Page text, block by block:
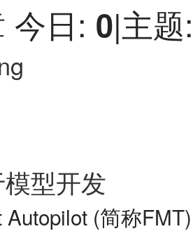
今日: 0|主
型开发
Autopilot (简称